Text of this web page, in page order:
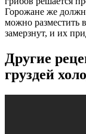
Горожане же
можно разместить
замерзнут, и их
Другие
груздей